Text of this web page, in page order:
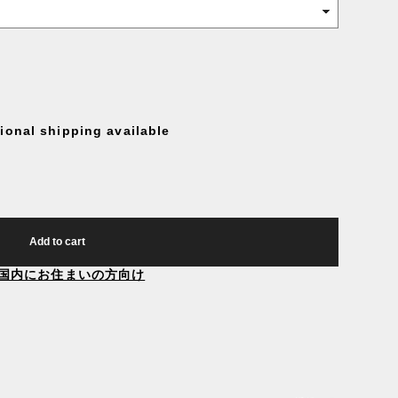
shipping available
Add to cart
内にお住まいの方向け